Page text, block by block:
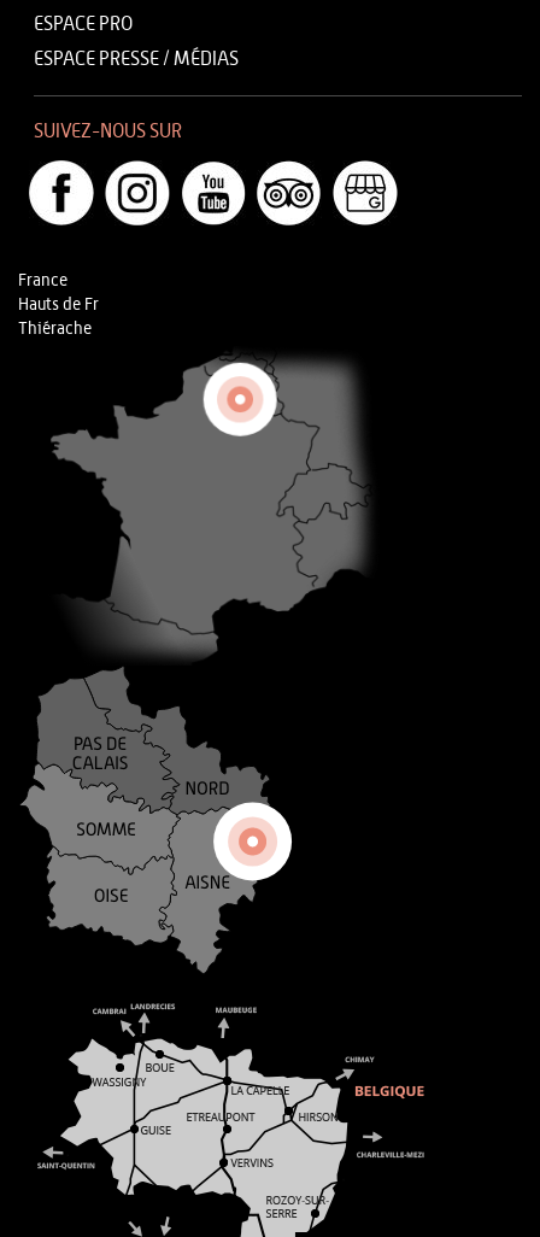
ESPACE PRO
ESPACE PRESSE / MÉDIAS
SUIVEZ-NOUS SUR
France
Hauts de Fr
Thiérache